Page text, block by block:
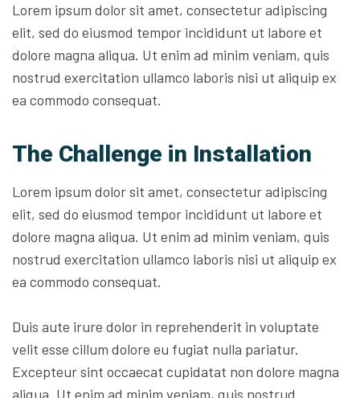
Lorem ipsum dolor sit amet, consectetur adipiscing
elit, sed do eiusmod tempor incididunt ut labore et
dolore magna aliqua. Ut enim ad minim veniam, quis
nostrud exercitation ullamco laboris nisi ut aliquip ex
ea commodo consequat.
The Challenge in Installation
Lorem ipsum dolor sit amet, consectetur adipiscing
elit, sed do eiusmod tempor incididunt ut labore et
dolore magna aliqua. Ut enim ad minim veniam, quis
nostrud exercitation ullamco laboris nisi ut aliquip ex
ea commodo consequat.
Duis aute irure dolor in reprehenderit in voluptate
velit esse cillum dolore eu fugiat nulla pariatur.
Excepteur sint occaecat cupidatat non dolore magna
aliqua. Ut enim ad minim veniam, quis nostrud